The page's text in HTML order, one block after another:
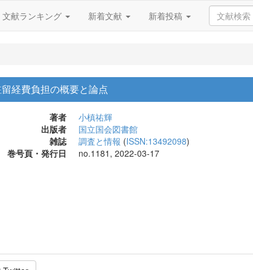
文献ランキング 新着文献 新着投稿
経費負担の概要と論点
著者
小槙祐輝
出版者
国立国会図書館
雑誌
調査と情報 (ISSN:13492098)
巻号頁・発行日
no.1181, 2022-03-17